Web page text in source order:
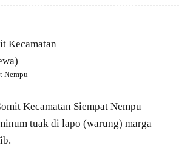
Nempu
Kecamatan Siempat Nempu
tuak di lapo (warung) marga